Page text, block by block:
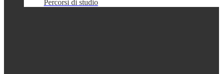
Percorsi di studio